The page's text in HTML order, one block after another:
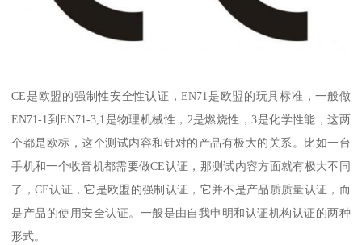
CE是欧盟的强制性安全性认证，EN71是欧盟的玩具标准，一般做
EN71-1到EN71-3,1是物理机械性，2是燃烧性，3是化学性能，这两
个都是欧标，这个测试内容和针对的产品有极大的关系。比如一台
手机和一个收音机都需要做CE认证，那测试内容方面就有极大不同
了，CE认证，它是欧盟的强制认证，它并不是产品质质量认证，而
是产品的使用安全认证。一般是由自我申明和认证机构认证的两种
形式。